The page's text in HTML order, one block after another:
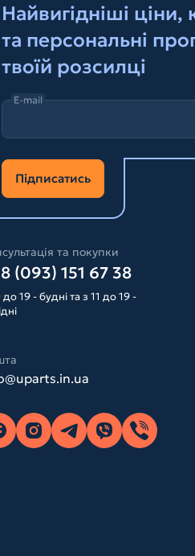
Найвигідніші ціни,
та персональні
твоїй розсилці
E-mail
Підписатись
та покупки
(093) 151 67 38
до 19 - будні та з 11 до 19 -